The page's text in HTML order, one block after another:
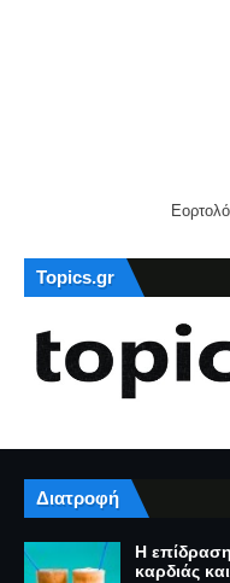
Topics.gr
Διατροφή
Η
καρδιάς